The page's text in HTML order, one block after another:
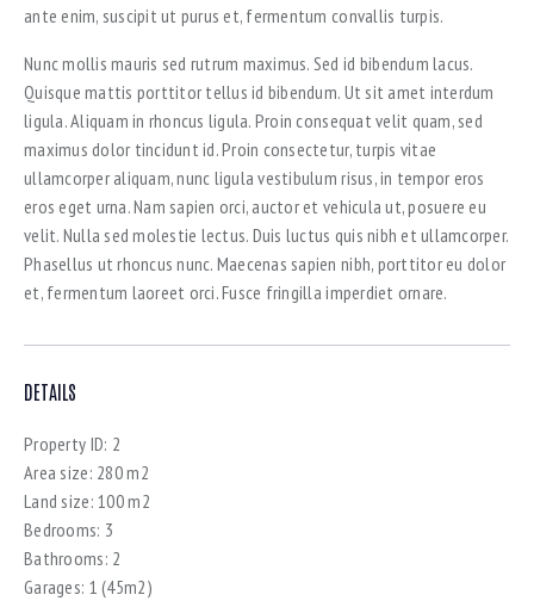
ante enim, suscipit ut purus et, fermentum convallis turpis.
Nunc mollis mauris sed rutrum maximus. Sed id bibendum lacus.
Quisque mattis porttitor tellus id bibendum. Ut sit amet interdum
ligula. Aliquam in rhoncus ligula. Proin consequat velit quam, sed
maximus dolor tincidunt id. Proin consectetur, turpis vitae
ullamcorper aliquam, nunc ligula vestibulum risus, in tempor eros
eros eget urna. Nam sapien orci, auctor et vehicula ut, posuere eu
velit. Nulla sed molestie lectus. Duis luctus quis nibh et ullamcorper.
Phasellus ut rhoncus nunc. Maecenas sapien nibh, porttitor eu dolor
et, fermentum laoreet orci. Fusce fringilla imperdiet ornare.
DETAILS
Property ID: 2
Area size: 280 m2
Land size: 100 m2
Bedrooms: 3
Bathrooms: 2
Garages: 1 (45m2)